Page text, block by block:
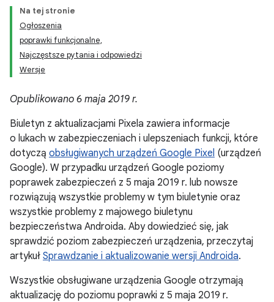
Na tej stronie
Ogłoszenia
poprawki funkcjonalne,
Najczęstsze pytania i odpowiedzi
Wersje
Opublikowano 6 maja 2019 r.
Biuletyn z aktualizacjami Pixela zawiera informacje
o lukach w zabezpieczeniach i ulepszeniach funkcji, które
dotyczą obsługiwanych urządzeń Google Pixel (urządzeń
Google). W przypadku urządzeń Google poziomy
poprawek zabezpieczeń z 5 maja 2019 r. lub nowsze
rozwiązują wszystkie problemy w tym biuletynie oraz
wszystkie problemy z majowego biuletynu
bezpieczeństwa Androida. Aby dowiedzieć się, jak
sprawdzić poziom zabezpieczeń urządzenia, przeczytaj
artykuł Sprawdzanie i aktualizowanie wersji Androida.
Wszystkie obsługiwane urządzenia Google otrzymają
aktualizację do poziomu poprawki z 5 maja 2019 r.